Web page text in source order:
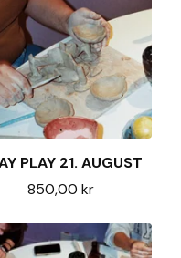
PLAY 21. AUGUST
850,00 kr